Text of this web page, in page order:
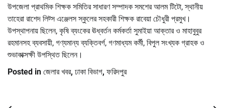
উপজেলা প্রাথমিক শিক্ষক সমিতির সাধারণ সম্পাদক সমশের আলম টিটো, স্থানীয়
তাহেরা রাশেদ লিট্স এঞ্জেলস স্কুলের সহকারী শিক্ষক রাবেয়া চৌধুরী প্রমুখ।
উপস্থাপনায় ছিলেন, কৃষি ব্যংকের ঊধ্বর্তন কর্মকর্তা সুমাইয়া আক্তার ও মাহাবুবুর
রহমানসহ ব্যবসায়ী, গণ্যমান্য ব্যক্তিবর্গ, গণমাধ্যম কর্মী, বিপুল সংখ্যক গ্রাহক ও
শুভাকাক্সক্ষী উপস্থিত ছিলেন।
Posted in জেলার খবর, ঢাকা বিভাগ, ফরিদপুর